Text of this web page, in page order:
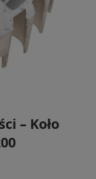
– Koło